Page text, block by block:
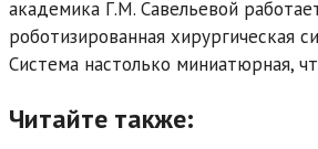
академика Г.М. Савельевой
роботизированная хирургическая
Система настолько миниатюрная,
Читайте также: